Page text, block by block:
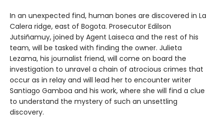
In an unexpected find, human bones are discovered in La
Calera ridge, east of Bogota. Prosecutor Edilson
Jutsiñamuy, joined by Agent Laiseca and the rest of his
team, will be tasked with finding the owner. Julieta
Lezama, his journalist friend, will come on board the
investigation to unravel a chain of atrocious crimes that
occur as in relay and will lead her to encounter writer
Santiago Gamboa and his work, where she will find a clue
to understand the mystery of such an unsettling
discovery.